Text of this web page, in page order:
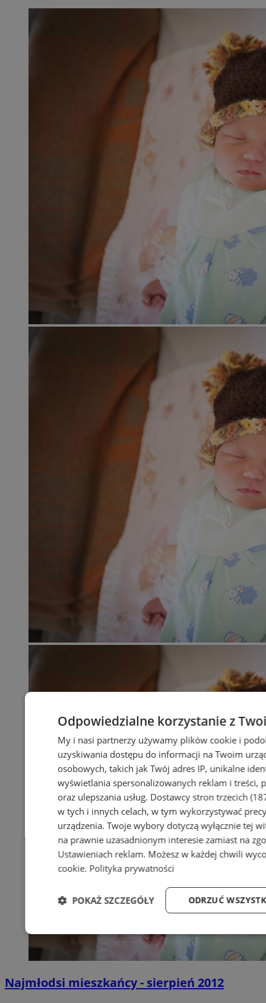
Najmłodsi mieszkańcy - sierpień 2012
Odpowiedzialne korzystanie z
My i nasi partnerzy używamy plików cookie i
uzyskiwania dostępu do informacji na Twoim
osobowych, takich jak Twój adres IP, unikalne
wyświetlania spersonalizowanych reklam i treści,
oraz ulepszania usług. Dostawcy stron trzecich
w tych i innych celach, w tym wykorzystywać
urządzenia. Twoje wybory dotyczą wyłącznie tej
na prawnie uzasadnionym interesie zamiast na
Ustawieniach reklam. Możesz w każdej chwili
cookie. Polityka prywatności
ODRZUĆ
POKAŻ SZCZEGÓŁY
Niezbędne Wydajność